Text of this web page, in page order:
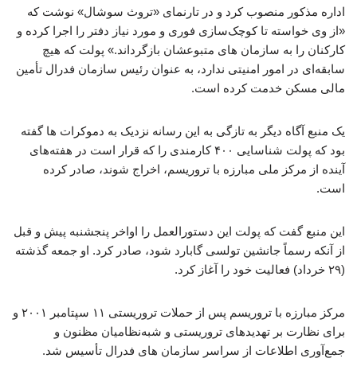
اداره مذکور منصوب کرد و در تارنمای «تروث سوشال» نوشت که
«از وی خواسته تا کوچک‌سازی فوری و مورد نیاز دفتر را اجرا کرده و
کارکنان را به سازمان های متبوعشان بازگرداند.» پولت که هیچ
سابقه‌ای در امور امنیتی ندارد، به عنوان رئیس سازمان فدرال تأمین
مالی مسکن خدمت کرده است.
یک منبع آگاه دیگر به تازگی به این رسانه نزدیک به دموکرات ها گفته
بود که پولت شناسایی ۴۰۰ کارمندی را که قرار است در هفته‌های
آینده از مرکز ملی مبارزه با تروریسم، اخراج شوند، صادر کرده
است.
این منبع گفت که پولت این دستورالعمل را اواخر پنجشنبه پیش و قبل
از آنکه رسماً جانشین تولسی گابارد شود، صادر کرد. او جمعه گذشته
(۲۹ خرداد) فعالیت خود را آغاز کرد.
مرکز مبارزه با تروریسم پس از حملات تروریستی ۱۱ سپتامبر ۲۰۰۱ و
برای نظارت بر تهدیدهای تروریستی و شبه‌نظامیان مظنون و
جمع‌آوری اطلاعات از سراسر سازمان های فدرال تأسیس شد.